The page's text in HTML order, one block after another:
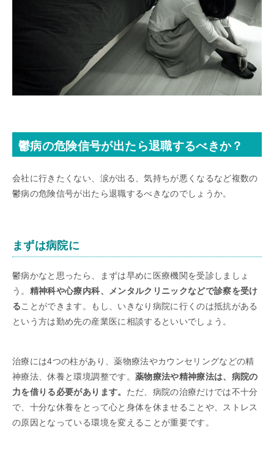
鬱病の危険信号が出たら退職するべきか？
会社に行きたくない、涙が出る、気持ちが悪くなるなど複数の
鬱病の危険信号が出たら退職するべきなのでしょうか。
まずは病院に
鬱病かなと思ったら、まずは早めに医療機関を受診しましょ
う。 精神科や心療内科、メンタルクリニックなどで診察を受け
ることができます。もし、いきなり病院に行くのは抵抗がある
という方は勤め先の産業医に相談するといいでしょう。
治療には4つの柱があり、薬物療法やカウンセリングなどの精
神療法、休養と環境調整です。 薬物療法や精神療法は、病院の
力を借りる必要があります。 ただ、病院の治療だけでは不十分
で、十分な休養をとって心と身体を休ませることや、ストレス
の原因となっている環境を変えることが重要です。